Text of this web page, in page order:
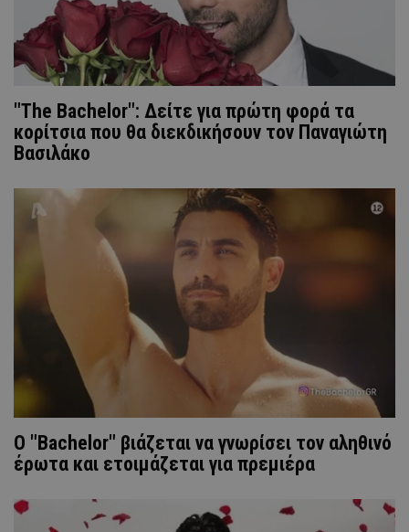
"Τhe Bachelor": Δείτε για πρώτη φορά τα
κορίτσια που θα διεκδικήσουν τον Παναγιώτη
Βασιλάκο
Ο "Bachelor" βιάζεται να γνωρίσει τον αληθινό
έρωτα και ετοιμάζεται για πρεμιέρα